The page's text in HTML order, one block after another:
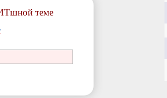
теме